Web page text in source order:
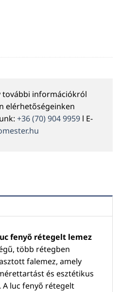
további információkról
elérhetőségeinken
+36 (70) 904 9959 l E-
fenyő rétegelt lemez
több rétegben
falemez, amely
és esztétikus
luc fenyő rétegelt